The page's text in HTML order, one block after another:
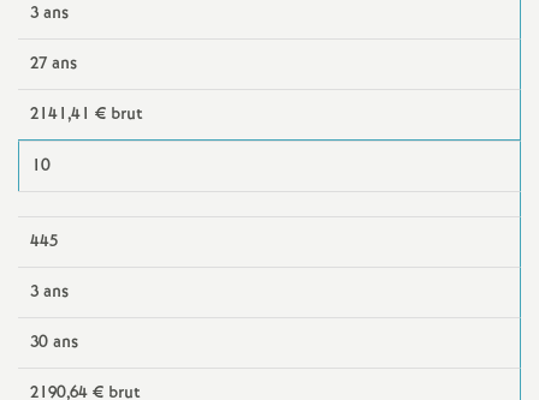
3 ans
27 ans
2141,41 € brut
10
445
3 ans
30 ans
2190,64 € brut